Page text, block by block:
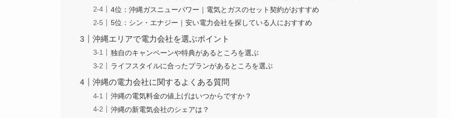
4位：沖縄ガスニューパワー｜電気とガスのセット契約がおすすめ
5位：シン・エナジー｜安い電力会社を探している人におすすめ
沖縄エリアで電力会社を選ぶポイント
独自のキャンペーンや特典があるところを選ぶ
ライフスタイルに合ったプランがあるところを選ぶ
沖縄の電力会社に関するよくある質問
沖縄の電気料金の値上げはいつからですか？
沖縄の新電気会社のシェアは？